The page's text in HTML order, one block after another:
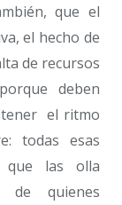
que el
el hecho de
de recursos
deben
el ritmo
todas esas
que las olla
de quienes